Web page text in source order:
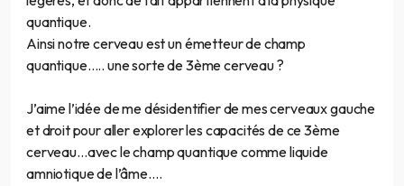
quantique.
Ainsi notre cerveau est un émetteur de champ
quantique….. une sorte de 3ème cerveau ?
J’aime l’idée de me désidentifier de mes cerveaux gauche
et droit pour aller explorer les capacités de ce 3ème
cerveau…avec le champ quantique comme liquide
amniotique de l’âme….